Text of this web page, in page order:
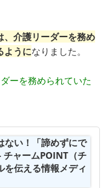
、介護リーダーを務め
ようになりました。
ーを務められていた
ない！「諦めずにで
チャームPOINT（チ
を伝える情報メディ